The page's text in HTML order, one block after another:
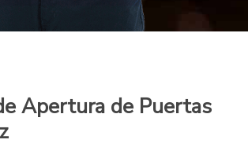
Apertura de Puertas